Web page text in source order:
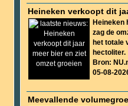
Heineken verkoopt dit
Heineken
zag de
het totale
hectoliter.
Bron:
05-08-
Meevallende